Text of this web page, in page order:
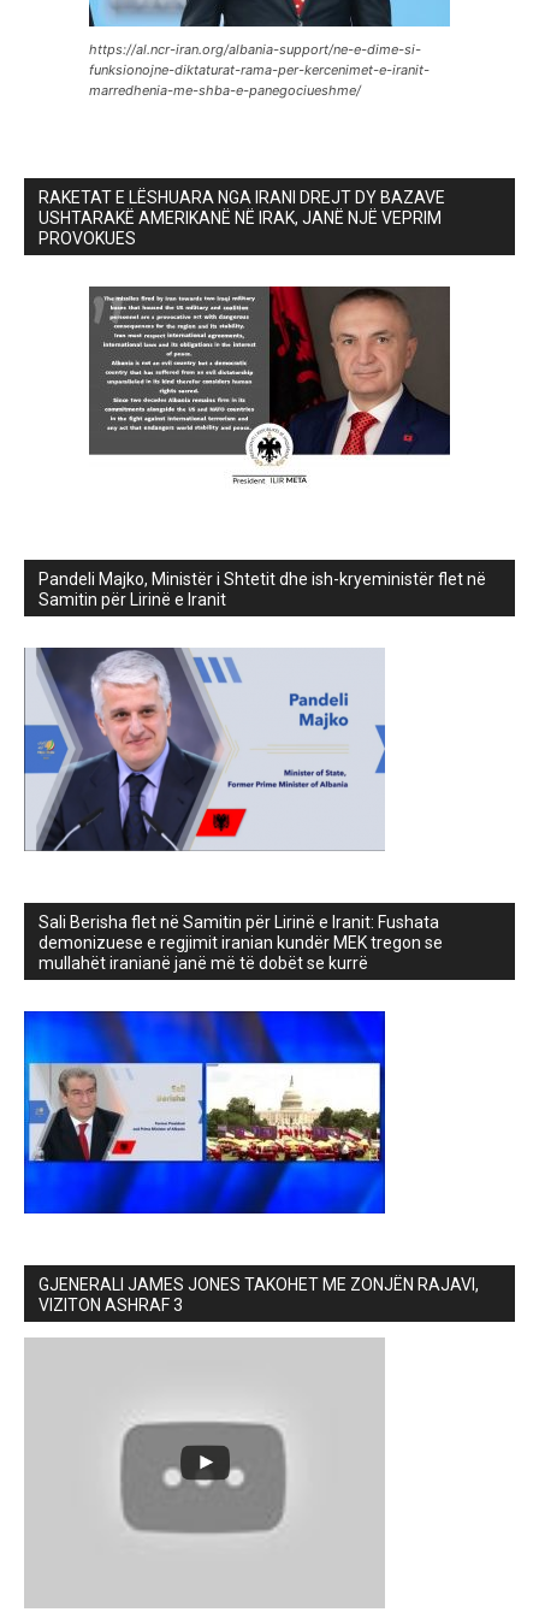
https://al.ncr-iran.org/albania-support/ne-e-dime-si-
funksionojne-diktaturat-rama-per-kercenimet-e-iranit-
marredhenia-me-shba-e-panegociueshme/
RAKETAT E LËSHUARA NGA IRANI DREJT DY BAZAVE
USHTARAKË AMERIKANË NË IRAK, JANË NJË VEPRIM
PROVOKUES
Pandeli Majko, Ministër i Shtetit dhe ish-kryeministër flet në
Samitin për Lirinë e Iranit
Sali Berisha flet në Samitin për Lirinë e Iranit: Fushata
demonizuese e regjimit iranian kundër MEK tregon se
mullahët iranianë janë më të dobët se kurrë
GJENERALI JAMES JONES TAKOHET ME ZONJËN RAJAVI,
VIZITON ASHRAF 3